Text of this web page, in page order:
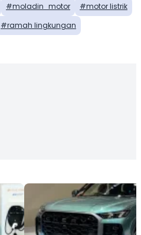
moladin_motor
motor listrik
ramah lingkungan